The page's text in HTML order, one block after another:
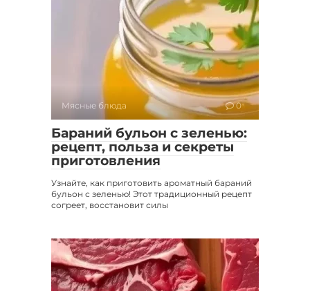
Мясные блюда 0
Бараний бульон с зеленью:
рецепт, польза и секреты
приготовления
Узнайте, как приготовить ароматный бараний
бульон с зеленью! Этот традиционный рецепт
согреет, восстановит силы